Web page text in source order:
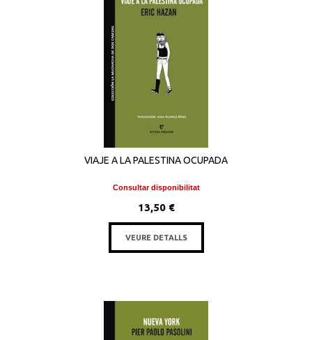
VIAJE A LA PALESTINA OCUPADA
Consultar disponibilitat
13,50 €
VEURE DETALLS